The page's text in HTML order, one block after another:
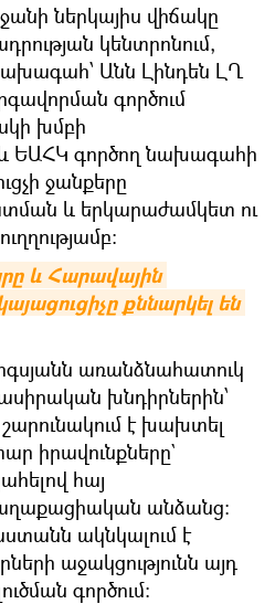
ներկայիս վիճակը
կենտրոնում,
Անն Լինդեն ԼՂ
գործում
խմբի
ԵԱՀԿ գործող նախագահի
ջանքերը
և երկարաժամկետ ու
և Հարավային
քննարկել են
առանձնահատուկ
խնդիրներին՝
է խախտել
իրավունքները`
հայ
անձանց։
ակնկալում է
աջակցությունն այդ
գործում: